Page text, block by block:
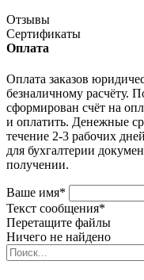
Отзывы
Сертификаты
Оплата
Оплата заказов
безналичному расчёту.
сформирован счёт на
и оплатить. Денежные
течение 2-3 рабочих
для бухгалтерии
получении.
Ваше имя*
Текст сообщения*
Перетащите файлы
Ничего не найдено